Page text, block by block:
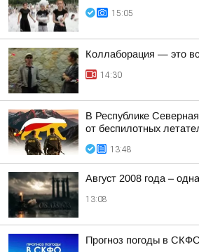
15:05
Коллаборация — это
14:30
В Республике
от беспилотных
13:48
Август 2008 года –
13:08
Прогноз погоды в СКФО